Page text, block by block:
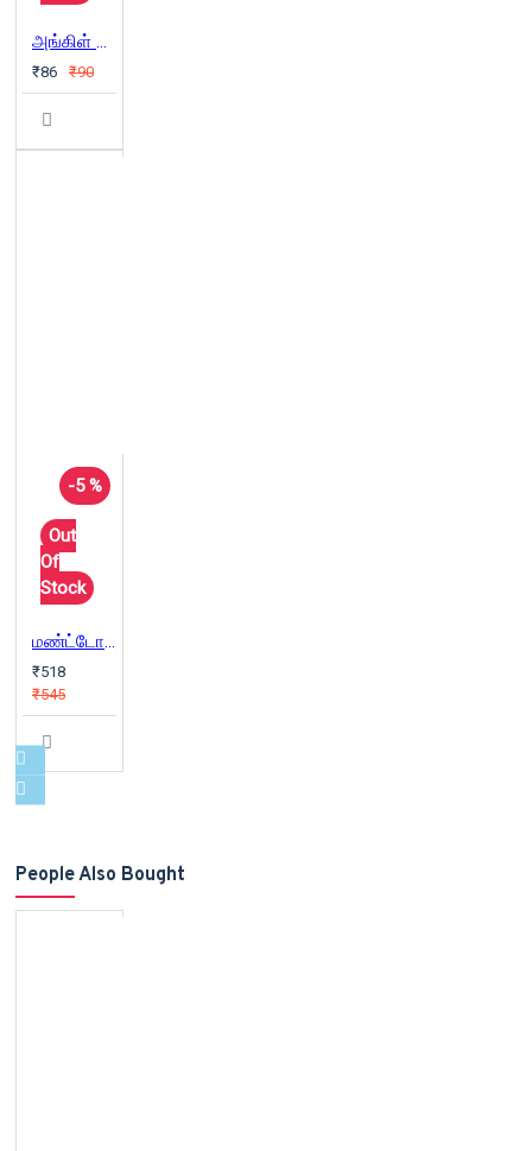
அங்கிள் சாம்க்கு மண்டோ கடிதம்
₹86 ₹90
-5 %
Out
Of
Stock
மண்ட்டோ படைப்புகள்
₹518
₹545
People Also Bought